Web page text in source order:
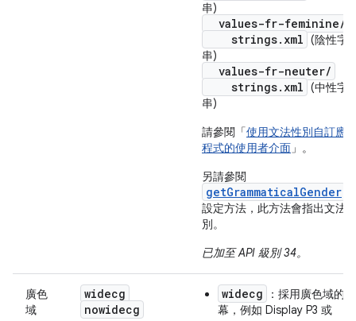
串)
values-fr-feminine/
strings.xml (陰性字
串)
values-fr-neuter/
strings.xml (中性字
串)
請參閱「使用文法性別自訂應
程式的使用者介面 」。
另請參閱
getGrammaticalGender
設定方法，此方法會指出文法
別。
已加至 API 級別 34。
廣色
域
widecg
nowidecg
widecg
：採用廣色域的螢
幕，例如 Display P3 或